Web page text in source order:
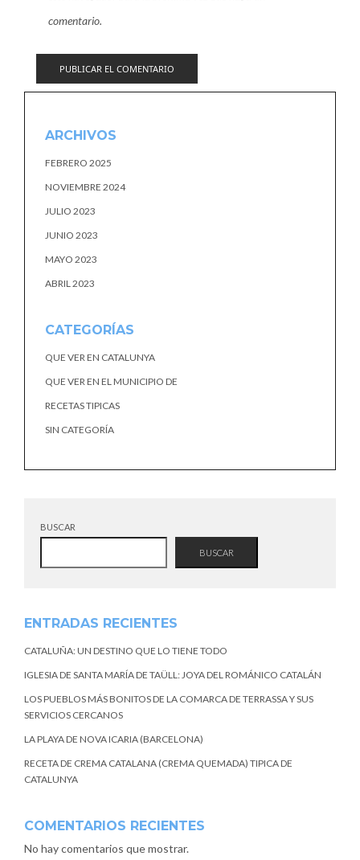
comentario.
ARCHIVOS
FEBRERO 2025
NOVIEMBRE 2024
JULIO 2023
JUNIO 2023
MAYO 2023
ABRIL 2023
CATEGORÍAS
QUE VER EN CATALUNYA
QUE VER EN EL MUNICIPIO DE
RECETAS TIPICAS
SIN CATEGORÍA
BUSCAR
BUSCAR
ENTRADAS RECIENTES
CATALUÑA: UN DESTINO QUE LO TIENE TODO
IGLESIA DE SANTA MARÍA DE TAÜLL: JOYA DEL ROMÁNICO CATALÁN
LOS PUEBLOS MÁS BONITOS DE LA COMARCA DE TERRASSA Y SUS
SERVICIOS CERCANOS
LA PLAYA DE NOVA ICARIA (BARCELONA)
RECETA DE CREMA CATALANA (CREMA QUEMADA) TIPICA DE
CATALUNYA
COMENTARIOS RECIENTES
No hay comentarios que mostrar.